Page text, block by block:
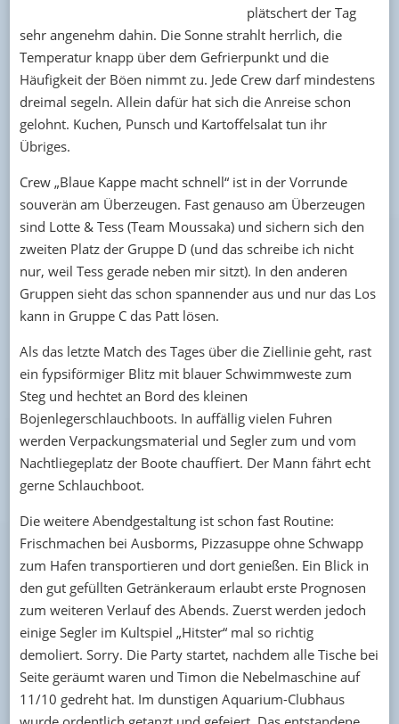
plätschert der Tag
sehr angenehm dahin. Die Sonne strahlt herrlich, die
Temperatur knapp über dem Gefrierpunkt und die
Häufigkeit der Böen nimmt zu. Jede Crew darf mindestens
dreimal segeln. Allein dafür hat sich die Anreise schon
gelohnt. Kuchen, Punsch und Kartoffelsalat tun ihr
Übriges.
Crew „Blaue Kappe macht schnell“ ist in der Vorrunde
souverän am Überzeugen. Fast genauso am Überzeugen
sind Lotte & Tess (Team Moussaka) und sichern sich den
zweiten Platz der Gruppe D (und das schreibe ich nicht
nur, weil Tess gerade neben mir sitzt). In den anderen
Gruppen sieht das schon spannender aus und nur das Los
kann in Gruppe C das Patt lösen.
Als das letzte Match des Tages über die Ziellinie geht, rast
ein fypsiförmiger Blitz mit blauer Schwimmweste zum
Steg und hechtet an Bord des kleinen
Bojenlegerschlauchboots. In auffällig vielen Fuhren
werden Verpackungsmaterial und Segler zum und vom
Nachtliegeplatz der Boote chauffiert. Der Mann fährt echt
gerne Schlauchboot.
Die weitere Abendgestaltung ist schon fast Routine:
Frischmachen bei Ausborms, Pizzasuppe ohne Schwapp
zum Hafen transportieren und dort genießen. Ein Blick in
den gut gefüllten Getränkeraum erlaubt erste Prognosen
zum weiteren Verlauf des Abends. Zuerst werden jedoch
einige Segler im Kultspiel „Hitster“ mal so richtig
demoliert. Sorry. Die Party startet, nachdem alle Tische bei
Seite geräumt waren und Timon die Nebelmaschine auf
11/10 gedreht hat. Im dunstigen Aquarium-Clubhaus